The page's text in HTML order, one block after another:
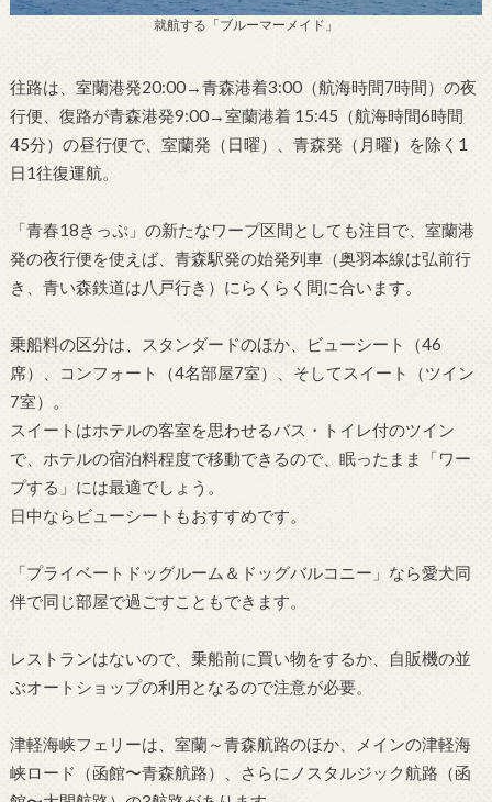
就航する「ブルーマーメイド」
往路は、室蘭港発20:00→青森港着3:00（航海時間7時間）の夜
行便、復路が青森港発9:00→室蘭港着 15:45（航海時間6時間
45分）の昼行便で、室蘭発（日曜）、青森発（月曜）を除く1
日1往復運航。
「青春18きっぷ」の新たなワープ区間としても注目で、室蘭港
発の夜行便を使えば、青森駅発の始発列車（奥羽本線は弘前行
き、青い森鉄道は八戸行き）にらくらく間に合います。
乗船料の区分は、スタンダードのほか、ビューシート（46
席）、コンフォート（4名部屋7室）、そしてスイート（ツイン
7室）。
スイートはホテルの客室を思わせるバス・トイレ付のツイン
で、ホテルの宿泊料程度で移動できるので、眠ったまま「ワー
プする」には最適でしょう。
日中ならビューシートもおすすめです。
「プライベートドッグルーム＆ドッグバルコニー」なら愛犬同
伴で同じ部屋で過ごすこともできます。
レストランはないので、乗船前に買い物をするか、自販機の並
ぶオートショップの利用となるので注意が必要。
津軽海峡フェリーは、室蘭～青森航路のほか、メインの津軽海
峡ロード（函館〜青森航路）、さらにノスタルジック航路（函